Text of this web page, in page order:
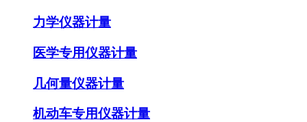
力学仪器计量
医学专用仪器计量
几何量仪器计量
机动车专用仪器计量